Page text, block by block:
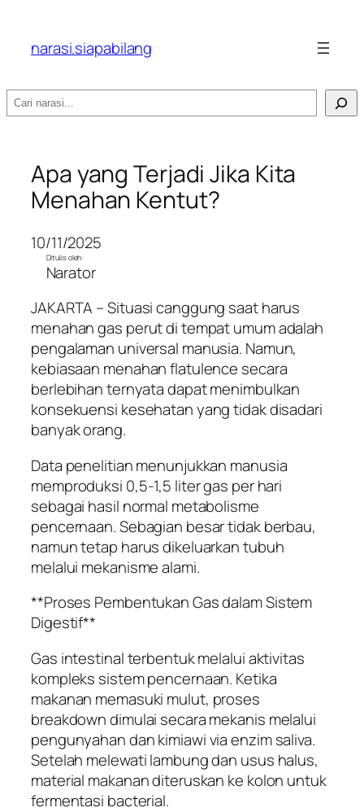
narasi.siapabilang
Search
Apa yang Terjadi Jika Kita
Menahan Kentut?
10/11/2025
Ditulis oleh:
Narator
JAKARTA – Situasi canggung saat harus
menahan gas perut di tempat umum adalah
pengalaman universal manusia. Namun,
kebiasaan menahan flatulence secara
berlebihan ternyata dapat menimbulkan
konsekuensi kesehatan yang tidak disadari
banyak orang.
Data penelitian menunjukkan manusia
memproduksi 0,5-1,5 liter gas per hari
sebagai hasil normal metabolisme
pencernaan. Sebagian besar tidak berbau,
namun tetap harus dikeluarkan tubuh
melalui mekanisme alami.
**Proses Pembentukan Gas dalam Sistem
Digestif**
Gas intestinal terbentuk melalui aktivitas
kompleks sistem pencernaan. Ketika
makanan memasuki mulut, proses
breakdown dimulai secara mekanis melalui
pengunyahan dan kimiawi via enzim saliva.
Setelah melewati lambung dan usus halus,
material makanan diteruskan ke kolon untuk
fermentasi bacterial.